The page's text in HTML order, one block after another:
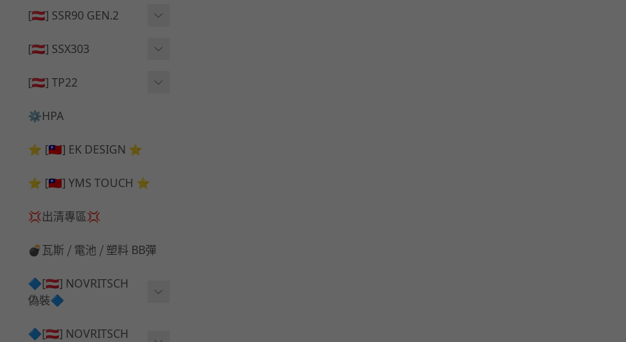
🆙 升級 ⧸ 部件
[🇦🇹] SSR90 GEN.2
🆙 升級 ⧸ 部件
[🇦🇹] SSX303
🔄 原廠 ⧸ 零件
🆙 升級 ⧸ 部件
[🇦🇹] TP22
🔄 原廠 ⧸ 零件
🆙 升級 ⧸ 部件
⚙️HPA
⭐ [🇹🇼] EK DESIGN ⭐
⭐ [🇹🇼] YMS TOUCH ⭐
💢出清專區💢
💣瓦斯 ⧸ 電池 ⧸ 塑料 BB彈
🔷[🇦🇹] NOVRITSCH
偽裝🔷
上衣夾克 ⧸ Jacket
🔷[🇦🇹] NOVRITSCH